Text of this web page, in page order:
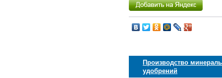
Производство
удобрений